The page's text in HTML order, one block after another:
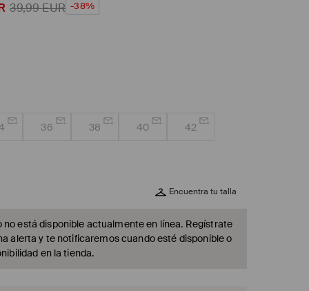
39,99EUR -38%
36 38 40 42
Encuentra tu talla
no está disponible actualmente en línea. Regístrate
alerta y te notificaremos cuando esté disponible o
en la tienda.